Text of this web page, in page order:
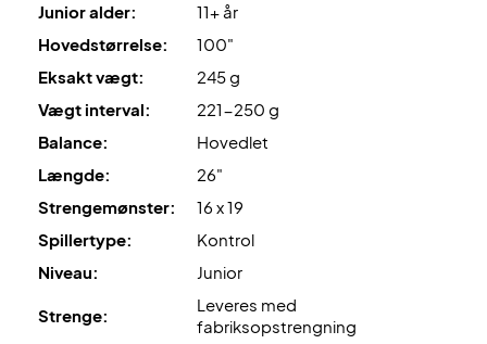
Junior alder:
11+ år
Hovedstørrelse:
100"
Eksakt vægt:
245 g
Vægt interval:
221-250 g
Balance:
Hovedlet
Længde:
26"
Strengemønster:
16 x 19
Spillertype:
Kontrol
Niveau:
Junior
Strenge:
Leveres med
fabriksopstrengning